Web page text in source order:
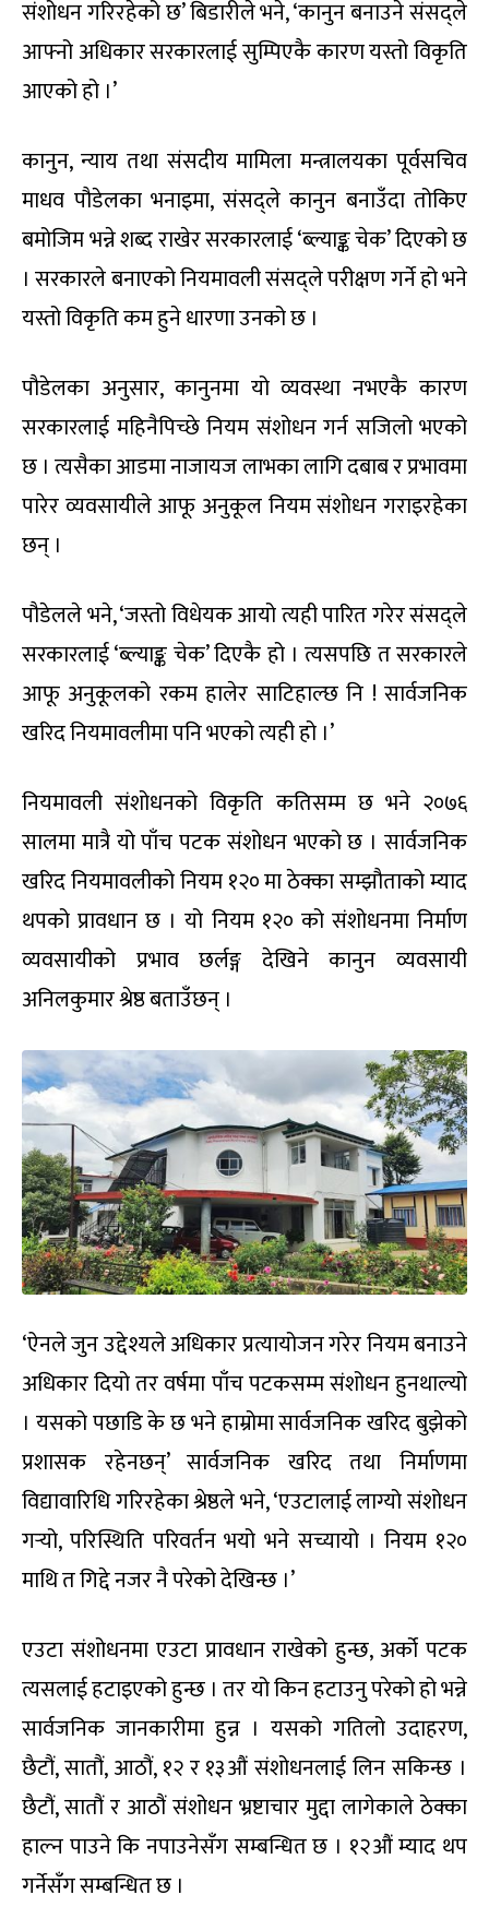
संशोधन गरिरहेको छ’ बिडारीले भने, ‘कानुन बनाउने संसद्ले
आफ्नो अधिकार सरकारलाई सुम्पिएकै कारण यस्तो विकृति
आएको हो ।’
कानुन, न्याय तथा संसदीय मामिला मन्त्रालयका पूर्वसचिव
माधव पौडेलका भनाइमा, संसद्ले कानुन बनाउँदा तोकिए
बमोजिम भन्ने शब्द राखेर सरकारलाई ‘ब्ल्याङ्क चेक’ दिएको छ
। सरकारले बनाएको नियमावली संसद्ले परीक्षण गर्ने हो भने
यस्तो विकृति कम हुने धारणा उनको छ ।
पौडेलका अनुसार, कानुनमा यो व्यवस्था नभएकै कारण
सरकारलाई महिनैपिच्छे नियम संशोधन गर्न सजिलो भएको
छ । त्यसैका आडमा नाजायज लाभका लागि दबाब र प्रभावमा
पारेर व्यवसायीले आफू अनुकूल नियम संशोधन गराइरहेका
छन् ।
पौडेलले भने, ‘जस्तो विधेयक आयो त्यही पारित गरेर संसद्ले
सरकारलाई ‘ब्ल्याङ्क चेक’ दिएकै हो । त्यसपछि त सरकारले
आफू अनुकूलको रकम हालेर साटिहाल्छ नि ! सार्वजनिक
खरिद नियमावलीमा पनि भएको त्यही हो ।’
नियमावली संशोधनको विकृति कतिसम्म छ भने २०७६
सालमा मात्रै यो पाँच पटक संशोधन भएको छ । सार्वजनिक
खरिद नियमावलीको नियम १२० मा ठेक्का सम्झौताको म्याद
थपको प्रावधान छ । यो नियम १२० को संशोधनमा निर्माण
व्यवसायीको प्रभाव छर्लङ्ग देखिने कानुन व्यवसायी
अनिलकुमार श्रेष्ठ बताउँछन् ।
‘ऐनले जुन उद्देश्यले अधिकार प्रत्यायोजन गरेर नियम बनाउने
अधिकार दियो तर वर्षमा पाँच पटकसम्म संशोधन हुनथाल्यो
। यसको पछाडि के छ भने हाम्रोमा सार्वजनिक खरिद बुझेको
प्रशासक रहेनछन्’ सार्वजनिक खरिद तथा निर्माणमा
विद्यावारिधि गरिरहेका श्रेष्ठले भने, ‘एउटालाई लाग्यो संशोधन
गर्‍यो, परिस्थिति परिवर्तन भयो भने सच्यायो । नियम १२०
माथि त गिद्दे नजर नै परेको देखिन्छ ।’
एउटा संशोधनमा एउटा प्रावधान राखेको हुन्छ, अर्को पटक
त्यसलाई हटाइएको हुन्छ । तर यो किन हटाउनु परेको हो भन्ने
सार्वजनिक जानकारीमा हुन्न । यसको गतिलो उदाहरण,
छैटौं, सातौं, आठौं, १२ र १३औं संशोधनलाई लिन सकिन्छ ।
छैटौं, सातौं र आठौं संशोधन भ्रष्टाचार मुद्दा लागेकाले ठेक्का
हाल्न पाउने कि नपाउनेसँग सम्बन्धित छ । १२औं म्याद थप
गर्नेसँग सम्बन्धित छ ।